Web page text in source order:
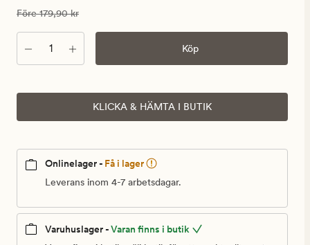
125,93
kr.
Ordinarie
pris
Ordinarie pris 179,90 kr
Före179,90 kr
Antal Köp
KLICKA & HÄMTA I BUTIK
Onlinelager - Få i lager
Leverans inom 4-7 arbetsdagar.
Varuhuslager -Varan finns i butik